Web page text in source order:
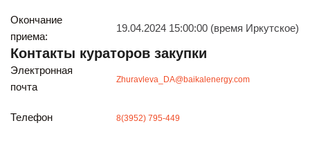
Окончание
приема:
19.04.2024 15:00:00 (время Иркутское)
Контакты кураторов закупки
Электронная
почта
Zhuravleva_DA@baikalenergy.com
Телефон 8(3952) 795-449